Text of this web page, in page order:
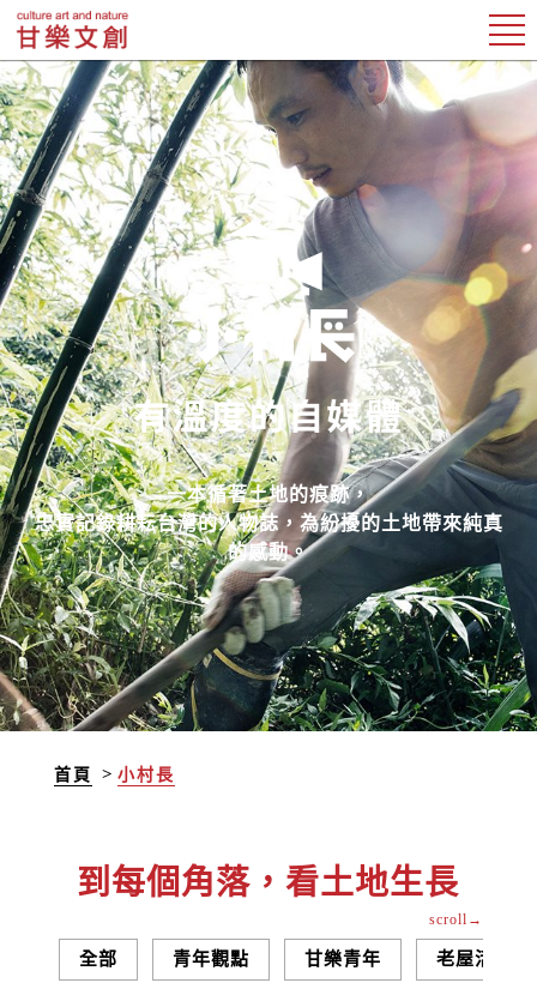
一本循著土地的痕跡，
忠實記錄耕耘台灣的人物誌，為紛擾的土地帶來純真
的感動。
首頁 小村長
到每個角落，看土地生長
全部 青年觀點 甘樂青年 老屋活春術